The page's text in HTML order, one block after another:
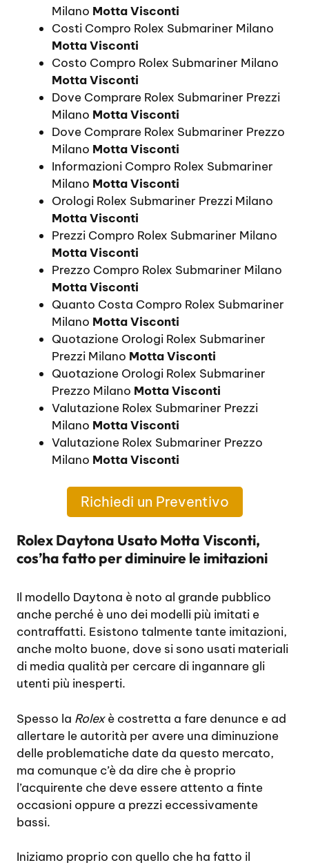
Milano Motta Visconti
Costi Compro Rolex Submariner Milano
Motta Visconti
Costo Compro Rolex Submariner Milano
Motta Visconti
Dove Comprare Rolex Submariner Prezzi
Milano Motta Visconti
Dove Comprare Rolex Submariner Prezzo
Milano Motta Visconti
Informazioni Compro Rolex Submariner
Milano Motta Visconti
Orologi Rolex Submariner Prezzi Milano
Motta Visconti
Prezzi Compro Rolex Submariner Milano
Motta Visconti
Prezzo Compro Rolex Submariner Milano
Motta Visconti
Quanto Costa Compro Rolex Submariner
Milano Motta Visconti
Quotazione Orologi Rolex Submariner
Prezzi Milano Motta Visconti
Quotazione Orologi Rolex Submariner
Prezzo Milano Motta Visconti
Valutazione Rolex Submariner Prezzi
Milano Motta Visconti
Valutazione Rolex Submariner Prezzo
Milano Motta Visconti
Richiedi un Preventivo
Rolex Daytona Usato Motta Visconti,
cos’ha fatto per diminuire le imitazioni
Il modello Daytona è noto al grande pubblico
anche perché è uno dei modelli più imitati e
contraffatti. Esistono talmente tante imitazioni,
anche molto buone, dove si sono usati materiali
di media qualità per cercare di ingannare gli
utenti più inesperti.
Spesso la Rolexè costretta a fare denunce e ad
allertare le autorità per avere una diminuzione
delle problematiche date da questo mercato,
ma comunque c’è da dire che è proprio
l’acquirente che deve essere attento a finte
occasioni oppure a prezzi eccessivamente
bassi.
Iniziamo proprio con quello che ha fatto il